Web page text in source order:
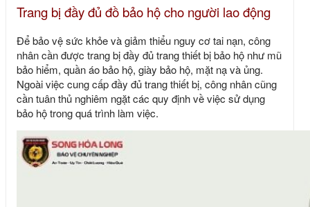
Trang bị đầy đủ đồ bảo hộ cho người lao động
Để bảo vệ sức khỏe và giảm thiểu nguy cơ tai nạn, công
nhân cần được trang bị đầy đủ trang thiết bị bảo hộ như mũ
bảo hiểm, quần áo bảo hộ, giày bảo hộ, mặt nạ và ủng.
Ngoài việc cung cấp đầy đủ trang thiết bị, công nhân cũng
cần tuân thủ nghiêm ngặt các quy định về việc sử dụng
bảo hộ trong quá trình làm việc.